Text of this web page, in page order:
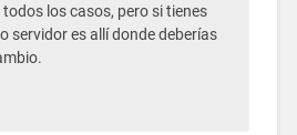
los casos, pero si tienes
servidor es allí donde deberías